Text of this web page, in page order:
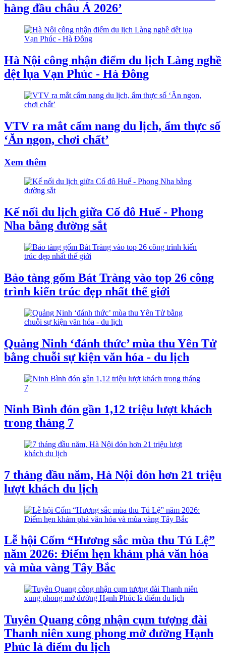
hàng đầu châu Á 2026’
Hà Nội công nhận điểm du lịch Làng nghề
dệt lụa Vạn Phúc - Hà Đông
VTV ra mắt cẩm nang du lịch, ẩm thực số
‘Ăn ngon, chơi chất’
Xem thêm
Kế nối du lịch giữa Cố đô Huế - Phong
Nha bằng đường sắt
Bảo tàng gốm Bát Tràng vào top 26 công
trình kiến trúc đẹp nhất thế giới
Quảng Ninh ‘đánh thức’ mùa thu Yên Tử
bằng chuỗi sự kiện văn hóa - du lịch
Ninh Bình đón gần 1,12 triệu lượt khách
trong tháng 7
7 tháng đầu năm, Hà Nội đón hơn 21 triệu
lượt khách du lịch
Lễ hội Cốm “Hương sắc mùa thu Tú Lệ”
năm 2026: Điểm hẹn khám phá văn hóa
và mùa vàng Tây Bắc
Tuyên Quang công nhận cụm tượng đài
Thanh niên xung phong mở đường Hạnh
Phúc là điểm du lịch